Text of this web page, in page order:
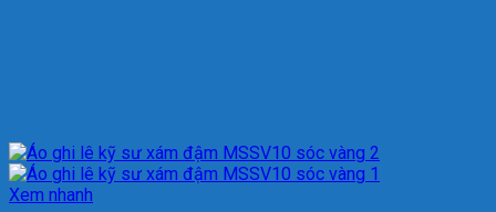
Xem nhanh